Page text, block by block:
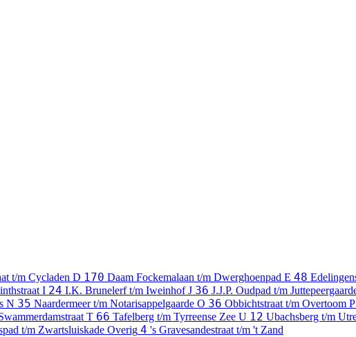
t/m Cycladen D 170 Daam Fockemalaan t/m Dwerghoenpad E 48
I 24 I.K. Brunelerf t/m IweinhofJ 36 J.J.P. Oudpad t/m
N 35 Naardermeer t/m Notarisappelgaarde O 36 Obbichtstraat t/m Overtoom P
T 66 Tafelberg t/m Tyrreense Zee U 12 Ubachsberg t/m
t/m Zwartsluiskade Overig 4 's Gravesandestraat t/m 't Zand